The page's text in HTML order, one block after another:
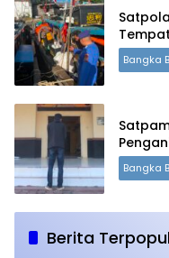
Bangka
Bangka
Berita